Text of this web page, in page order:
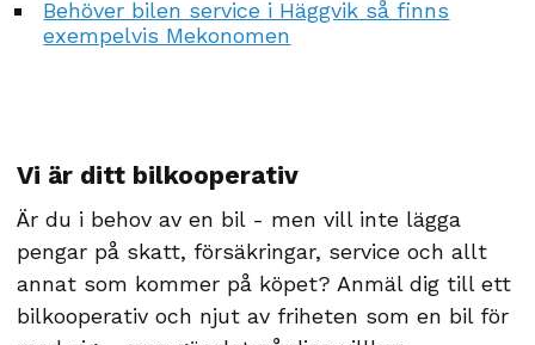
Behöver bilen service i Häggvik så finns
exempelvis Mekonomen
Vi är ditt bilkooperativ
Är du i behov av en bil - men vill inte lägga
pengar på skatt, försäkringar, service och allt
annat som kommer på köpet? Anmäl dig till ett
bilkooperativ och njut av friheten som en bil för